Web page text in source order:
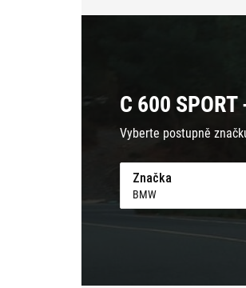
C 600
Vyberte postupně
Značka
BMW